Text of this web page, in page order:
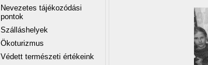
Nevezetes tájékozódási
pontok
Szálláshelyek
Ökoturizmus
Védett természeti értékeink